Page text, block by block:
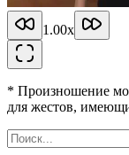
1.00x
* Произношение
для жестов,